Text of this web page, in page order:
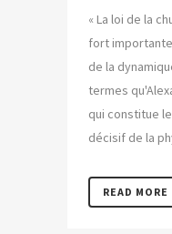
« La loi de la
fort
de la
termes
qui constitue
décisif de la
READ MORE